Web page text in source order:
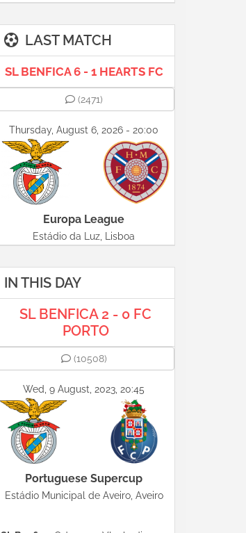
LAST MATCH
SL BENFICA 6 - 1 HEARTS FC
(2471)
Thursday, August 6, 2026 - 20:00
Europa League
Estádio da Luz, Lisboa
IN THIS DAY
SL BENFICA 2 - 0 FC
PORTO
(10508)
Wed, 9 August, 2023, 20:45
Portuguese Supercup
Estádio Municipal de Aveiro, Aveiro